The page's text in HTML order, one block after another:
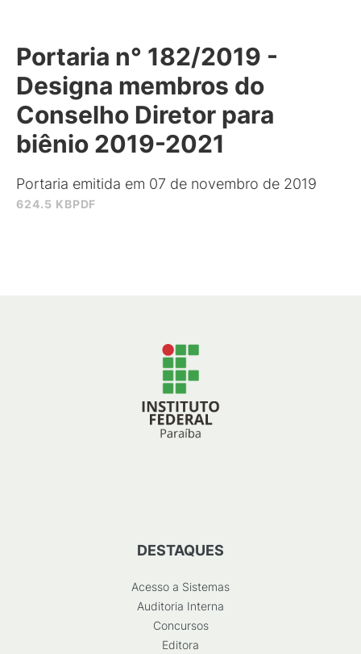
624.5 KBPDF
Portaria n° 182/2019 -
Designa membros do
Conselho Diretor para
biênio 2019-2021
Portaria emitida em 07 de novembro de 2019
DESTAQUES
Acesso a Sistemas
Auditoria Interna
Concursos
Editora